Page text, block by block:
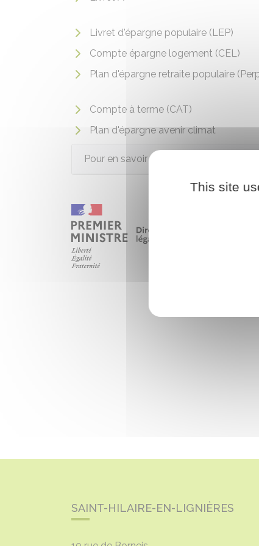
Livret d'épargne populaire (LEP)
Compte épargne logement (CEL)
Plan d'épargne retraite populaire
Compte à terme (CAT)
Plan d'épargne avenir climat
Pour en savoir plus
SAINT-HILAIRE-EN-LIGNIÈRES
This site